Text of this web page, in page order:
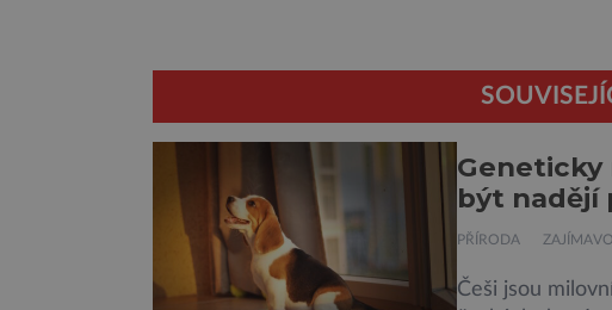
být nadějí
PŘÍRODA
Češi jsou